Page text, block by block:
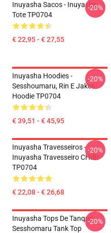
Inuyasha Sacos - Inuyasha
Tote TP0704
€ 22,95 - € 27,55
-20%
Inuyasha Hoodies -
Sesshoumaru, Rin E Jaken
Hoodie TP0704
€ 39,51 - € 45,95
-20%
Inuyasha Travesseiros -
Inuyasha Travesseiro CHIBI
TP0704
€ 22,08 - € 26,68
-20%
Inuyasha Tops De Tanque -
Sesshomaru Tank Top
-20%